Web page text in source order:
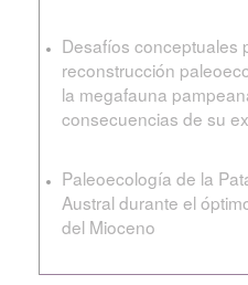
Desafíos conceptuales
reconstrucción
la megafauna
consecuencias de su
Paleoecología de la
Austral durante el
del Mioceno